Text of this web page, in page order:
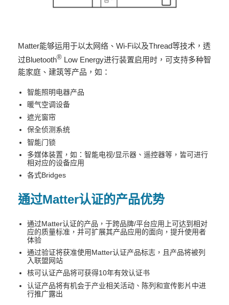
Matter能够运用于以太网络、Wi-Fi以及Thread等技术，透
过Bluetooth® Low Energy进行装置启用时，可支持多种智
能家庭、建筑等产品，如：
智能照明电器产品
暖气空调设备
遮光窗帘
保全侦测系统
智能门锁
多媒体装置，如：智能电视/显示器、遥控器等，皆可进行
相对应的设备应用
各式Bridges
通过Matter认证的产品优势
通过Matter认证的产品，于跨品牌/平台应用上可达到相对
应的质量标准，并可扩展其产品应用的面向，提升使用者
体验
通过验证将获准使用Matter认证产品标志，且产品将被列
入联盟网站
核可认证产品将可获得10年有效认证书
认证产品将有机会于产业相关活动、陈列和宣传影片中进
行推广露出